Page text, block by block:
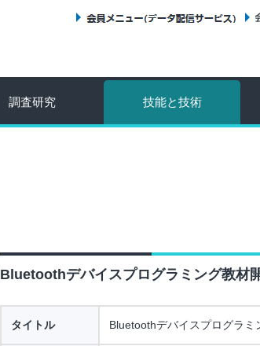
調査研究 技能と技術
Bluetoothデバイスプログラミング教材
タイトル Bluetoothデバイスプログラミ